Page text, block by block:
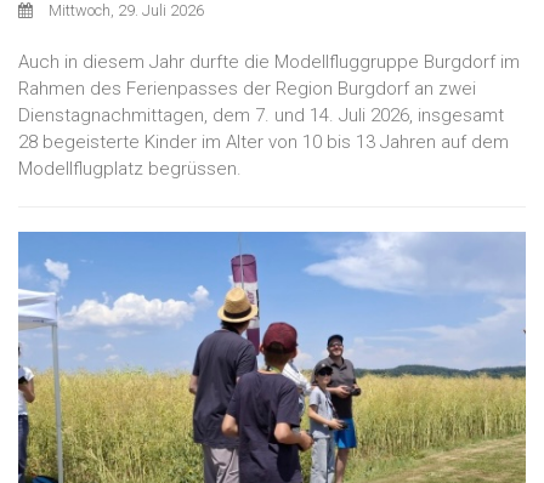
Mittwoch, 29. Juli 2026
Auch in diesem Jahr durfte die Modellfluggruppe Burgdorf im
Rahmen des Ferienpasses der Region Burgdorf an zwei
Dienstagnachmittagen, dem 7. und 14. Juli 2026, insgesamt
28 begeisterte Kinder im Alter von 10 bis 13 Jahren auf dem
Modellflugplatz begrüssen.